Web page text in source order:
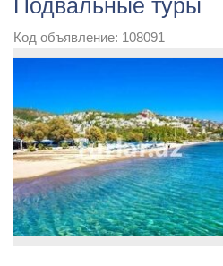
Подвальные туры
Код объявление: 108091